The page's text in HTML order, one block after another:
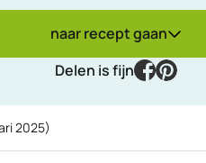
naar recept gaan
Delen is fijn
facebook
2025)